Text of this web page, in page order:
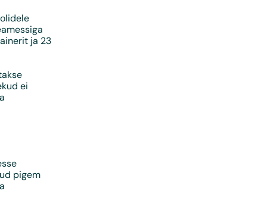
ja 23
ei
pigem